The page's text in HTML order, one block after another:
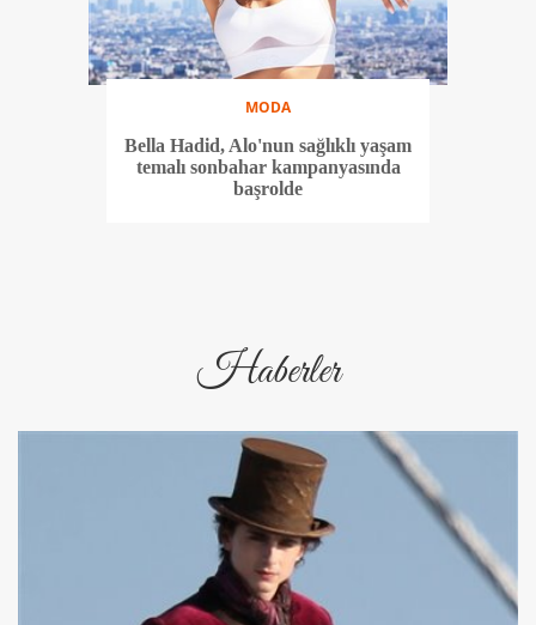
MODA
Bella Hadid, Alo'nun sağlıklı yaşam
temalı sonbahar kampanyasında
başrolde
Haberler